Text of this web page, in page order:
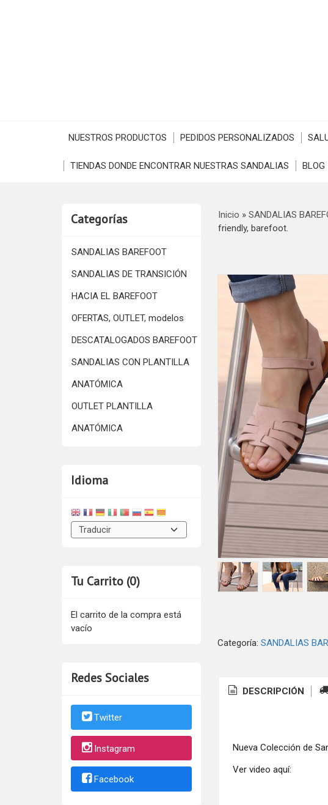
NUESTROS PRODUCTOS PEDIDOS PERSONALIZADOS
TIENDAS DONDE ENCONTRAR NUESTRAS SANDALIAS BLOG
Categorías
SANDALIAS BAREFOOT
SANDALIAS DE TRANSICIÓN
HACIA EL BAREFOOT
OFERTAS, OUTLET, modelos
DESCATALOGADOS BAREFOOT
SANDALIAS CON PLANTILLA
ANATÓMICA
OUTLET PLANTILLA
ANATÓMICA
Idioma
Tu Carrito (0)
El carrito de la compra está
vacío
Redes Sociales
Twitter
Instagram
Facebook
Inicio » SANDALIAS
friendly, barefoot.
Categoría: SANDALIAS
DESCRIPCIÓN
Nueva Colección de
Ver video aquí: